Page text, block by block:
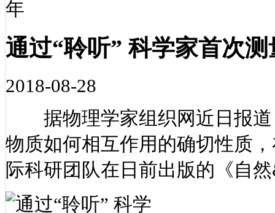
通过“聆听” 科学家首次
2018-08-28
据物理学家组织网近日报道
物质如何相互作用的确切性质
际科研团队在日前出版的《自